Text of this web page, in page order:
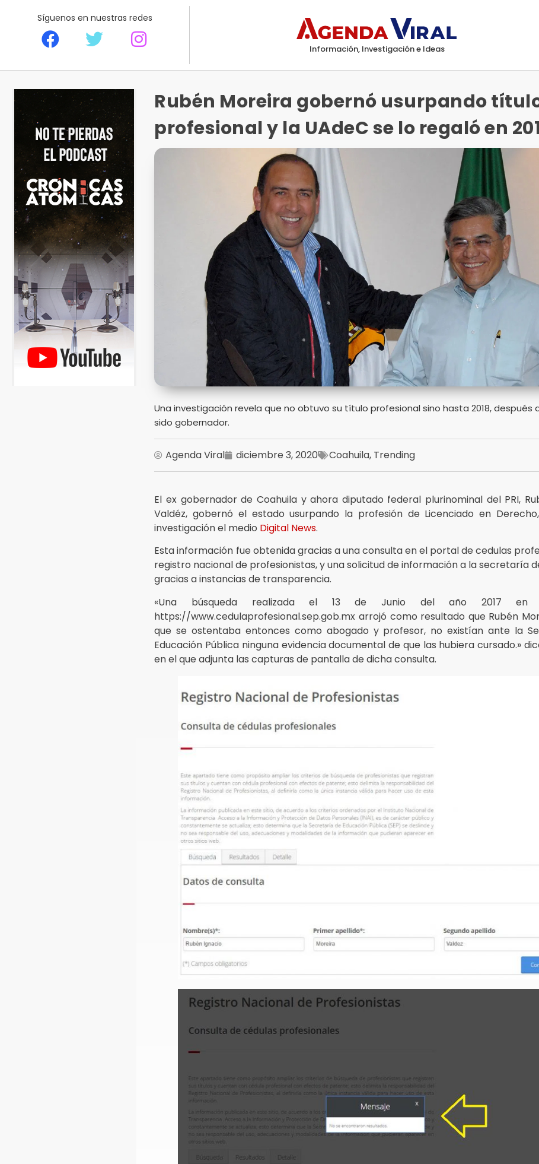
Síguenos en nuestras redes
Información, Investigación e Ideas
Rubén Moreira gobernó usurpando
profesional y la UAdeC se lo regaló en
Una investigación revela que no obtuvo su título profesional sino hasta 2018, después
sido gobernador.
Agenda Viral diciembre 3, 2020 Coahuila, Trending
El ex gobernador de Coahuila y ahora diputado federal plurinominal del PRI,
Valdéz, gobernó el estado usurpando la profesión de Licenciado en
investigación el medio Digital News.
Esta información fue obtenida gracias a una consulta en el portal de cedulas
registro nacional de profesionistas, y una solicitud de información a la secretaría
gracias a instancias de transparencia.
«Una búsqueda realizada el 13 de Junio del año 2017
https://www.cedulaprofesional.sep.gob.mx arrojó como resultado que Rubén
que se ostentaba entonces como abogado y profesor, no existían ante la
Educación Pública ninguna evidencia documental de que las hubiera cursado.»
en el que adjunta las capturas de pantalla de dicha consulta.